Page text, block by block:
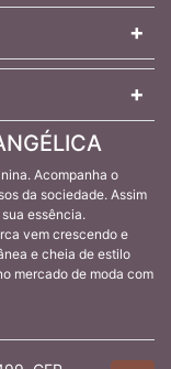
Acompanha o
da sociedade. Assim
essência.
vem crescendo e
e cheia de estilo
mercado de moda com